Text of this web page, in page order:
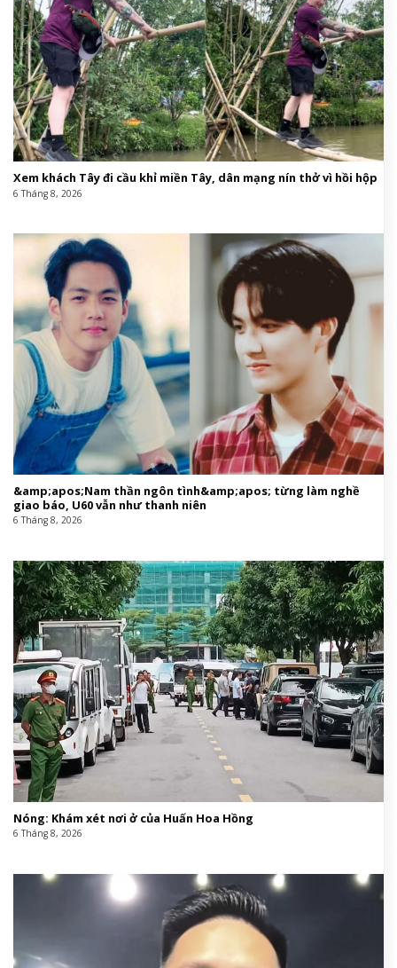
Xem khách Tây đi cầu khỉ miền Tây, dân mạng nín thở vì hồi hộp
6 Tháng 8, 2026
&amp;apos;Nam thần ngôn tình&amp;apos; từng làm nghề
giao báo, U60 vẫn như thanh niên
6 Tháng 8, 2026
Nóng: Khám xét nơi ở của Huấn Hoa Hồng
6 Tháng 8, 2026